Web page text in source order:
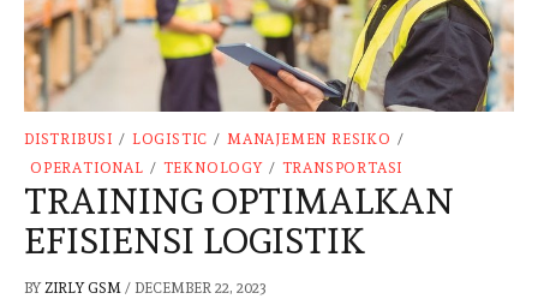
DISTRIBUSI / LOGISTIC / MANAJEMEN RESIKO /
OPERATIONAL / TEKNOLOGY / TRANSPORTASI
TRAINING OPTIMALKAN
EFISIENSI LOGISTIK
BY ZIRLY GSM / DECEMBER 22, 2023